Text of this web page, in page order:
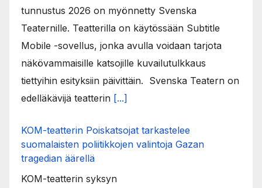
tunnustus 2026 on myönnetty Svenska
Teaternille. Teatterilla on käytössään Subtitle
Mobile -sovellus, jonka avulla voidaan tarjota
näkövammaisille katsojille kuvailutulkkaus
tiettyihin esityksiin päivittäin. Svenska Teatern on
edelläkävijä teatterin [...]
KOM-teatterin Poiskatsojat tarkastelee
suomalaisten poliitikkojen valintoja Gazan
tragedian äärellä
KOM-teatterin syksyn